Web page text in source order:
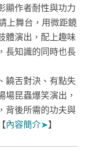
顯作者耐性與功力
上舞台，用微距鏡
體演出，配上趣味
長知識的同時也長
饒舌對決、有點失
昆蟲爆笑演出，
背後所需的功夫與
內容簡介➤】